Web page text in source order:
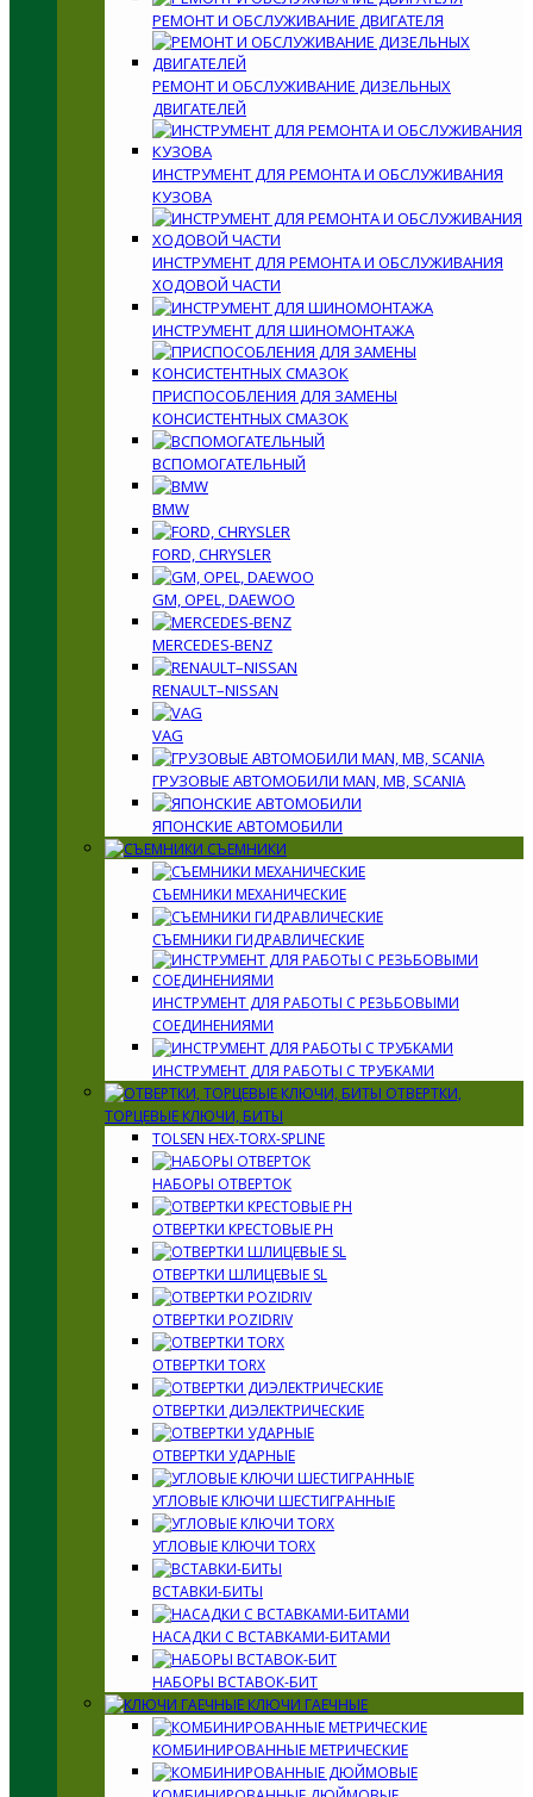
РЕМОНТ И ОБСЛУЖИВАНИЕ ДВИГАТЕЛЯ
РЕМОНТ И ОБСЛУЖИВАНИЕ ДИЗЕЛЬНЫХ
ДВИГАТЕЛЕЙ
ИНСТРУМЕНТ ДЛЯ РЕМОНТА И ОБСЛУЖИВАНИЯ
КУЗОВА
ИНСТРУМЕНТ ДЛЯ РЕМОНТА И ОБСЛУЖИВАНИЯ
ХОДОВОЙ ЧАСТИ
ИНСТРУМЕНТ ДЛЯ ШИНОМОНТАЖА
ПРИСПОСОБЛЕНИЯ ДЛЯ ЗАМЕНЫ
КОНСИСТЕНТНЫХ СМАЗОК
ВСПОМОГАТЕЛЬНЫЙ
BMW
FORD, CHRYSLER
GM, OPEL, DAEWOO
MERCEDES-BENZ
RENAULT–NISSAN
VAG
ГРУЗОВЫЕ АВТОМОБИЛИ MAN, MB, SCANIA
ЯПОНСКИЕ АВТОМОБИЛИ
СЪЕМНИКИ
СЪЕМНИКИ МЕХАНИЧЕСКИЕ
СЪЕМНИКИ ГИДРАВЛИЧЕСКИЕ
ИНСТРУМЕНТ ДЛЯ РАБОТЫ С РЕЗЬБОВЫМИ
СОЕДИНЕНИЯМИ
ИНСТРУМЕНТ ДЛЯ РАБОТЫ С ТРУБКАМИ
ОТВЕРТКИ,
ТОРЦЕВЫЕ КЛЮЧИ, БИТЫ
TOLSEN HEX-TORX-SPLINE
НАБОРЫ ОТВЕРТОК
ОТВЕРТКИ КРЕСТОВЫЕ PH
ОТВЕРТКИ ШЛИЦЕВЫЕ SL
ОТВЕРТКИ POZIDRIV
ОТВЕРТКИ TORX
ОТВЕРТКИ ДИЭЛЕКТРИЧЕСКИЕ
ОТВЕРТКИ УДАРНЫЕ
УГЛОВЫЕ КЛЮЧИ ШЕСТИГРАННЫЕ
УГЛОВЫЕ КЛЮЧИ TORX
ВСТАВКИ-БИТЫ
НАСАДКИ С ВСТАВКАМИ-БИТАМИ
НАБОРЫ ВСТАВОК-БИТ
КЛЮЧИ ГАЕЧНЫЕ
КОМБИНИРОВАННЫЕ МЕТРИЧЕСКИЕ